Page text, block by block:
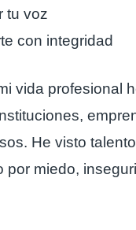
tu voz
con integridad
vida profesional
He visto talento
por miedo,